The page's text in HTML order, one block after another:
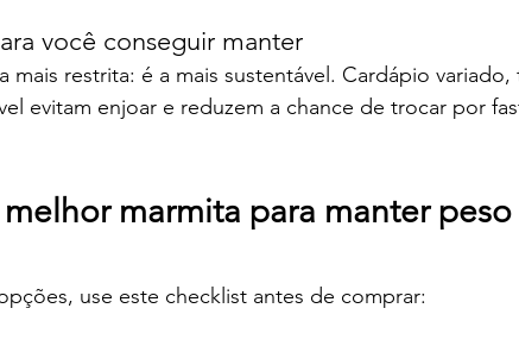
você conseguir manter
mais restrita: é a mais sustentável. Cardápio
evitam enjoar e reduzem a chance de trocar por
marmita para manter peso
use este checklist antes de comprar: